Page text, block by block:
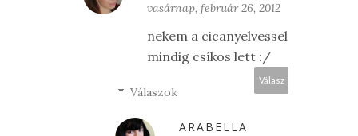
vasárnap, február 26, 2012
nekem a cicanyelvessel
mindig csíkos lett :/
Válasz
Válaszok
ARABELLA